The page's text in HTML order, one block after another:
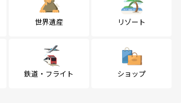
世界遺産 リゾート
鉄道・フライト ショップ